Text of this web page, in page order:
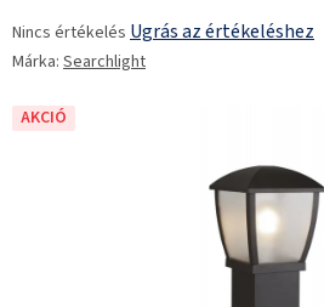
termék
átlagos
5-
Nincs értékelés Ugrás az értékeléshez
Márka: Searchlight
AKCIÓ